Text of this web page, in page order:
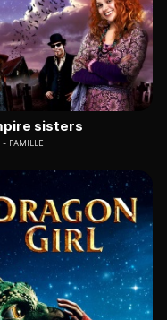
sisters
FAMILLE